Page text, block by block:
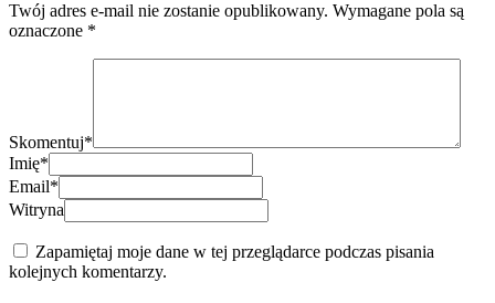
Twój adres e-mail nie zostanie opublikowany. Wymagane pola są
oznaczone *
Skomentuj*
Imię*
Email*
Witryna
Zapamiętaj moje dane w tej przeglądarce podczas pisania
kolejnych komentarzy.